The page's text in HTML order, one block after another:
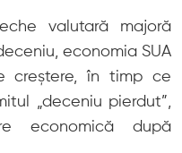
valutară majoră
economia SUA
creștere, în timp ce
„deceniu pierdut”,
economică după